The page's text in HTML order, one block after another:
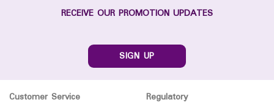
RECEIVE OUR PROMOTION UPDATES
SIGN UP
Customer Service
Regulatory